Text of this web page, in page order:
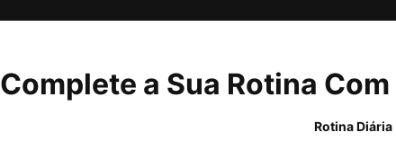
Complete a Sua Rotina Com
Rotina Diária